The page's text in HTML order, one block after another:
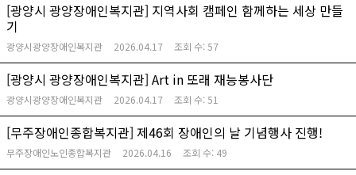
[광양시 광양장애인복지관] 지역사회 캠페인 함께하는 세상 만들
기
광양시광양장애인복지관 2026.04.17 조회 수:57
[광양시 광양장애인복지관] Art in 또래 재능봉사단
광양시광양장애인복지관 2026.04.17 조회 수:51
[무주장애인종합복지관] 제46회 장애인의 날 기념행사 진행!
무주장애인노인종합복지관 2026.04.16 조회 수: 49